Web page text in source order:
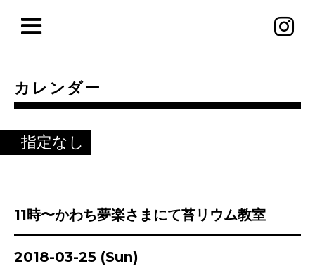
カレンダー
指定なし
11時〜かわち夢楽さまにて苔リウム教室
2018-03-25 (Sun)